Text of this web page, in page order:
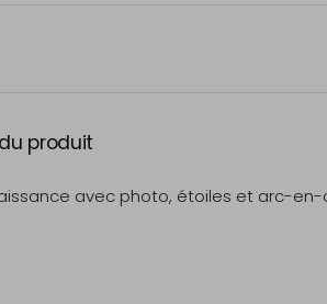
produit
avec photo, étoiles et arc-en-